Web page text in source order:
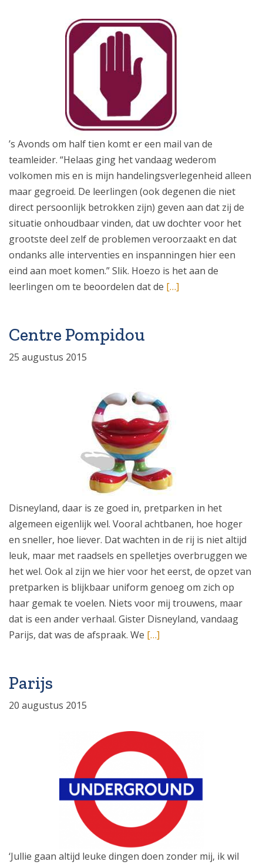
’s Avonds om half tien komt er een mail van de
teamleider. “Helaas ging het vandaag wederom
volkomen mis en is mijn handelingsverlegenheid alleen
maar gegroeid. De leerlingen (ook degenen die niet
direct persoonlijk betrokken zijn) geven aan dat zij de
situatie onhoudbaar vinden, dat uw dochter voor het
grootste deel zelf de problemen veroorzaakt en dat
ondanks alle interventies en inspanningen hier een
eind aan moet komen.” Slik. Hoezo is het aan de
leerlingen om te beoordelen dat de […]
Centre Pompidou
25 augustus 2015
Disneyland, daar is ze goed in, pretparken in het
algemeen eigenlijk wel. Vooral achtbanen, hoe hoger
en sneller, hoe liever. Dat wachten in de rij is niet altijd
leuk, maar met raadsels en spelletjes overbruggen we
het wel. Ook al zijn we hier voor het eerst, de opzet van
pretparken is blijkbaar uniform genoeg om zich op
haar gemak te voelen. Niets voor mij trouwens, maar
dat is een ander verhaal. Gister Disneyland, vandaag
Parijs, dat was de afspraak. We […]
Parijs
20 augustus 2015
‘Jullie gaan altijd leuke dingen doen zonder mij, ik wil